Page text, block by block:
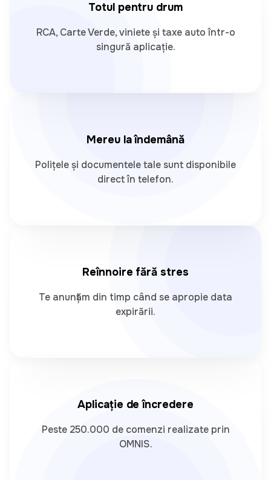
Totul pentru drum
RCA, Carte Verde, viniete și taxe auto într-o
singură aplicație.
Mereu la îndemână
Polițele și documentele tale sunt disponibile
direct în telefon.
Reînnoire fără stres
Te anunțăm din timp când se apropie data
expirării.
Aplicație de încredere
Peste 250.000 de comenzi realizate prin
OMNIS.